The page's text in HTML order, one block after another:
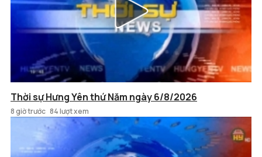
Thời sự Hưng Yên thứ Năm ngày 6/8/2026
8 giờ trước 84 lượt xem